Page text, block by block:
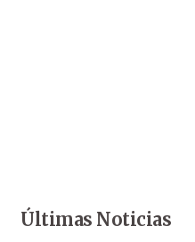
Últimas Noticias